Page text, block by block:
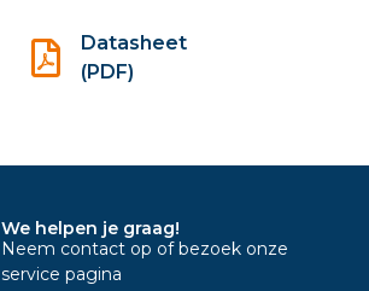
Datasheet
(PDF)
We helpen je graag!
Neem contact op of bezoek onze
service pagina